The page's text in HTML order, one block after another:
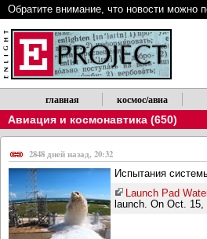
Обратите внимание, что новости можно
главная космос/авиа
Авиация и космонавтика (650)
2848 дней назад, 20:32
Испытания
Launch Pad
launch. On Oct.